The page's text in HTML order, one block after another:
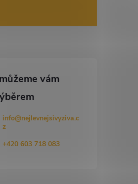
info@nejlevnejsivyziva.c
z
+420 603 718 083